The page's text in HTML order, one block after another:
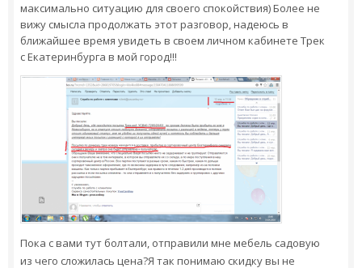
максимально ситуацию для своего спокойствия) Более не
вижу смысла продолжать этот разговор, надеюсь в
ближайшее время увидеть в своем личном кабинете Трек
с Екатеринбурга в мой город!!!
Пока с вами тут болтали, отправили мне мебель садовую
из чего сложилась цена?Я так понимаю скидку вы не